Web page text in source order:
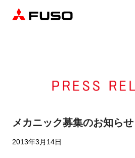
産業用エンジン
パーツ＆アクセサリー
購入サポート
メカニック募集のお知らせ
2013年3月14日